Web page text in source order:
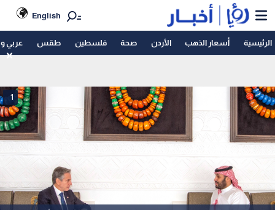
English
الرئيسية أسعار الذهب الأردن صحة فلسطين طقس عربي
1